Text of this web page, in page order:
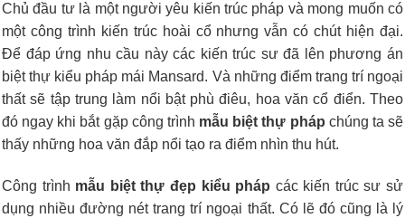
Chủ đầu tư là một người yêu kiến trúc pháp và mong muốn có
một công trình kiến trúc hoài cổ nhưng vẫn có chút hiện đại.
Để đáp ứng nhu cầu này các kiến trúc sư đã lên phương án
biệt thự kiểu pháp mái Mansard. Và những điểm trang trí ngoại
thất sẽ tập trung làm nổi bật phù điêu, hoa văn cổ điển. Theo
đó ngay khi bắt gặp công trình mẫu biệt thự pháp chúng ta sẽ
thấy những hoa văn đắp nổi tạo ra điểm nhìn thu hút.
Công trình mẫu biệt thự đẹp kiểu pháp các kiến trúc sư sử
dụng nhiều đường nét trang trí ngoại thất. Có lẽ đó cũng là lý